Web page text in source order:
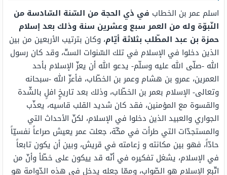
اسلم عمر بن الخطاب في ذي الحجة من السّنة السّادسة من
النّبوّة وله من العمر سبع وعشرين سنة وذلك بعد إسلام
حمزة بن عبد المطّلب بثلاثة أيّام، وكان بترتيب الأربعين من بين
الذين دخلوا في الإسلام في تلك السّنوات الستّ، وقد كان رسول
الله -صلّى الله عليه وسلّم- يدعو الله أن يعزّ الإسلام بأحد
العمرين، عمرو بن هشام وعمر بن الخطّاب، فأعزّ الله -سبحانه
وتعالى- الإسلام بعمر بن الخطّاب، وذلك بعد تاريخٍ افلٍ بالشّدة
والقسوة مع المؤمنين، فقد كان شديد القلب قاسيه، يعذّب
الجواري والعبيد الذين دخلوا في الإسلام، لكنّ الأحداث التي
والمستجدّات التي طرأت في مكّة، جعلت عمر يعيش صراعاً نفسيّاً
حادّاً، فهو بين مكانته و زعامته في قريش، وبين أن يكون تابعاً
في الإسلام، يشغل تفكيره في أنّه قد ييكون على خطّأ وأنّ من
اتّبع الإسلام هو الصّواب، وممّا جعله يدخل في هذه الدّوامة هو